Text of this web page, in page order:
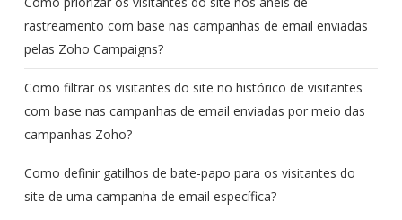
rastreamento com base nas campanhas de email enviadas
pelas Zoho Campaigns?
Como filtrar os visitantes do site no histórico de visitantes
com base nas campanhas de email enviadas por meio das
campanhas Zoho?
Como definir gatilhos de bate-papo para os visitantes do
site de uma campanha de email específica?